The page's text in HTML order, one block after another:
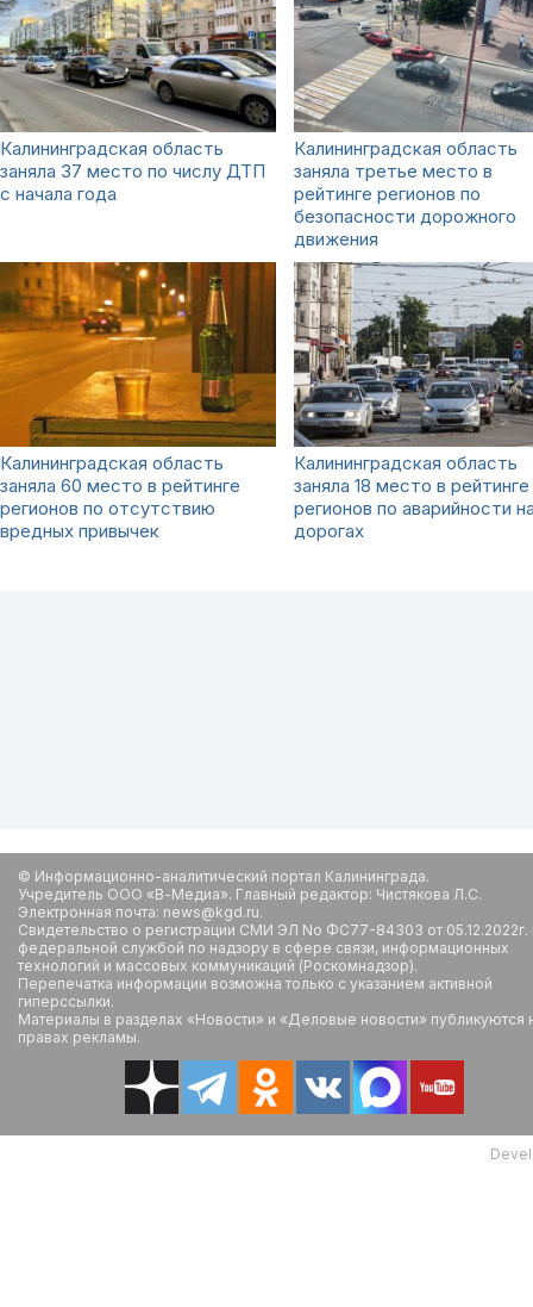
Калининградская область
заняла 37 место по числу ДТП
с начала года
Калининградская область
заняла третье место в
рейтинге регионов по
безопасности дорожного
движения
Калининградская область
заняла 60 место в рейтинге
регионов по отсутствию
вредных привычек
Калининградская область
заняла 18 место в рейтинге
регионов по аварийности
дорогах
© Информационно-аналитический портал Калининграда.
Учредитель ООО «В-Медиа». Главный редактор: Чистякова Л.С.
Электронная почта: news@kgd.ru.
Свидетельство о регистрации СМИ ЭЛ No ФС77-84303 от
федеральной службой по надзору в сфере связи, информационных
технологий и массовых коммуникаций (Роскомнадзор).
Перепечатка информации возможна только с указанием активной
гиперссылки.
Материалы в разделах «Новости» и «Деловые новости» публикуются
правах рекламы.